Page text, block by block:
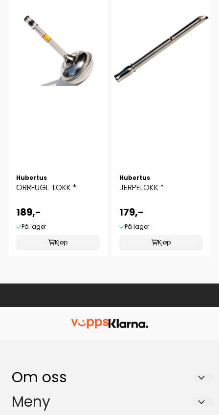
Hubertus
ORRFUGL-LOKK *
189,-
På lager
Kjøp
Hubertus
JERPELOKK *
179,-
På lager
Kjøp
Om oss
Per-Arne Henriksen
Meny